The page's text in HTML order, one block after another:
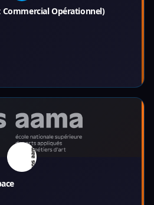
Commercial Opérationnel)